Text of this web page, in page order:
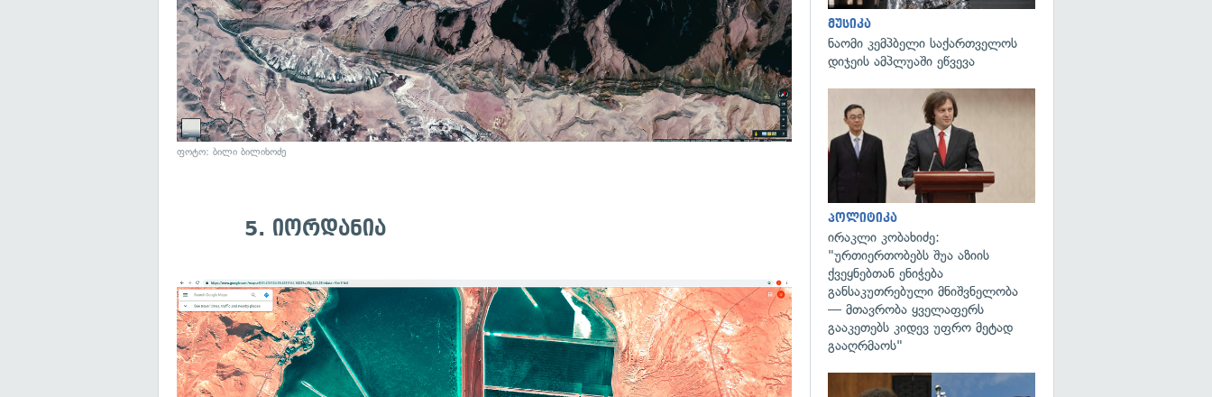
ფოტო: ბილი ბილიხოძე
5. იორდანია
მუსიკა
ნაომი კემპბელი საქართველოს
დიჯეის ამპლუაში ეწვევა
პოლიტიკა
ირაკლი კობახიძე:
"ურთიერთობებს შუა აზიის
ქვეყნებთან ენიჭება
განსაკუთრებული მნიშვნელობა
— მთავრობა ყველაფერს
გააკეთებს კიდევ უფრო მეტად
გააღრმაოს"